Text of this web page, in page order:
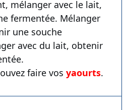
mélanger avec le lait,
fermentée. Mélanger
une souche
avec du lait, obtenir
faire vos yaourts.